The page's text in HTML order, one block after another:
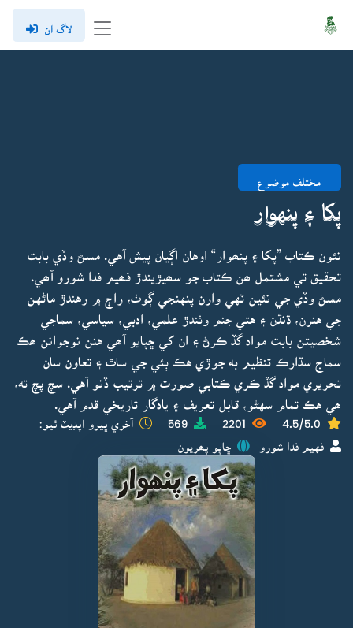
لاگ ان
مختلف موضوع
پکا ۽ پنهوار
نئون ڪتاب ”پکا ۽ پنھوار“ اوهان اڳيان پيش آهي. مسڻ وڏي بابت
تحقيق تي مشتمل ھن ڪتاب جو سھيڙيندڙ فھيم فدا شورو آھي.
مسڻ وڏي جي نئين ٽهي وارن پنهنجي ڳوٺ، راڄ ۾ رهندڙ ماڻهن
جي هنرن، ڌنڌن ۽ هتي جنم وٺندڙ علمي، ادبي، سياسي، سماجي
شخصيتن بابت مواد گڏ ڪرڻ ۽ ان کي ڇپايو آھي هنن نوجوانن ھڪ
سماج سڌارڪ تنظيم به جوڙي هڪ ٻئي جي ساٿ ۽ تعاون سان
تحريري مواد گڏ ڪري ڪتابي صورت ۾ ترتيب ڏنو آهي. سچ پچ ته،
ھي هڪ تمام سهڻو، قابل تعريف ۽ يادگار تاريخي قدم آهي.
4.5/5.0
2201
569 آخري ڀيرو اپڊيٽ ٿيو:
فهيم فدا شورو ڇاپو پھريون